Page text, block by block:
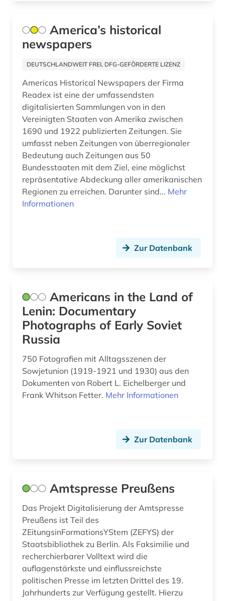
industriepolitik (1)
integration (1)
internationale beziehungen (2)
internationaler kreditmarkt (1)
internationaler
(1)
island (1)
japan (1)
karl (1)
karte (1)
klimaänderung (2)
kohäsionspolitik (1)
kolonialismus (1)
kommunismus (1)
America’s historical
newspapers
DEUTSCHLANDWEIT FREI, DFG-GEFÖRDERTE LIZENZ
Americas Historical Newspapers der Firma
Readex ist eine der umfassendsten
digitalisierten Sammlungen von in den
Vereinigten Staaten von Amerika zwischen
1690 und 1922 publizierten Zeitungen. Sie
umfasst neben Zeitungen von überregionaler
Bedeutung auch Zeitungen aus 50
Bundesstaaten mit dem Ziel, eine möglichst
repräsentative Abdeckung aller amerikanischen
Regionen zu erreichen. Darunter sind... Mehr
Informationen
Zur Datenbank
Americans in the Land of
Lenin: Documentary
Photographs of Early Soviet
Russia
750 Fotografien mit Alltagsszenen der
Sowjetunion (1919-1921 und 1930) aus den
Dokumenten von Robert L. Eichelberger und
Frank Whitson Fetter. Mehr Informationen
Zur Datenbank
Amtspresse Preußens
Das Projekt Digitalisierung der Amtspresse
Preußens ist Teil des
ZEitungsinFormationsYStem (ZEFYS) der
Staatsbibliothek zu Berlin. Als Faksimilie und
recherchierbarer Volltext wird die
auflagenstärkste und einflussreichste
politischen Presse im letzten Drittel des 19.
Jahrhunderts zur Verfügung gestellt. Hierzu